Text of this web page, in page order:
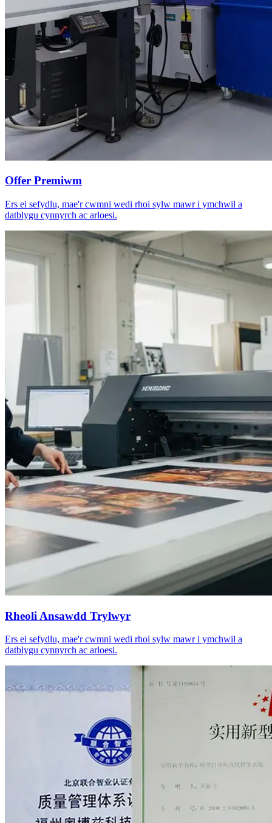
Offer Premiwm
Ers ei sefydlu, mae'r cwmni wedi rhoi sylw mawr i ymchwil a
datblygu cynnyrch ac arloesi.
Rheoli Ansawdd Trylwyr
Ers ei sefydlu, mae'r cwmni wedi rhoi sylw mawr i ymchwil a
datblygu cynnyrch ac arloesi.